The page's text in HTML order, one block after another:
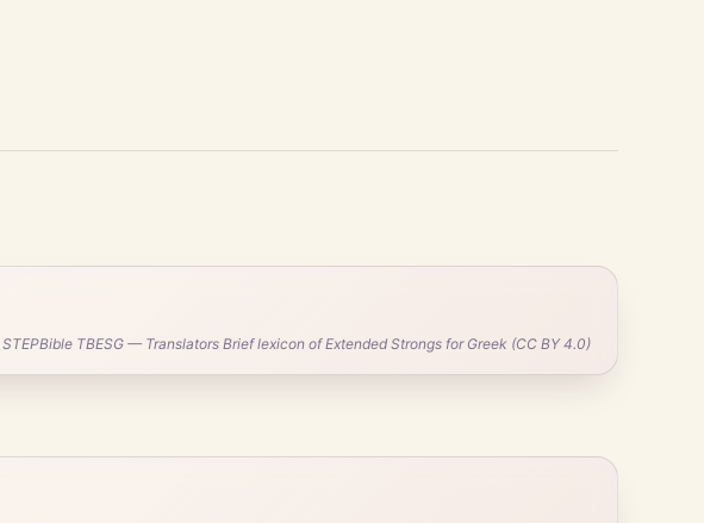
STEPBible TBESG — Translators Brief lexicon of Extended Strongs for Greek (CC BY 4.0)